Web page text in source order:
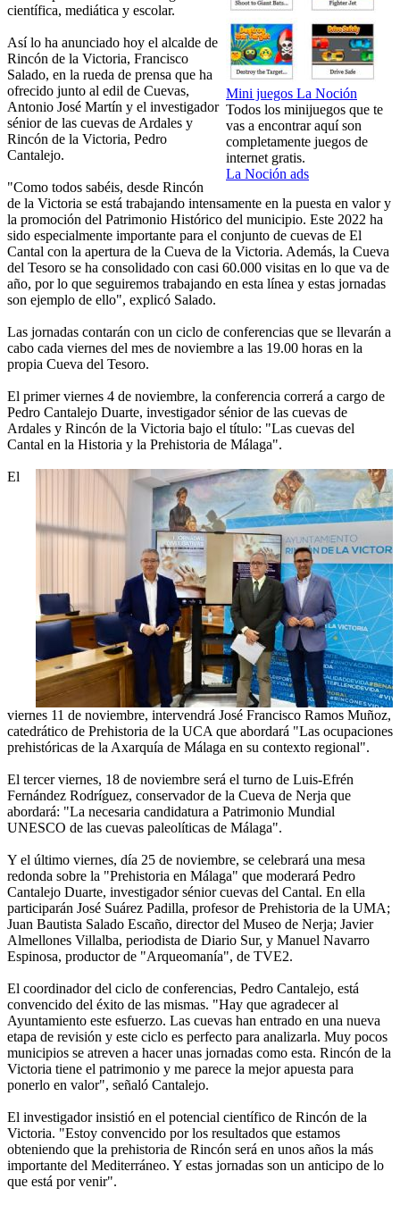
Mini juegos La Noción
Todos los minijuegos que te
vas a encontrar aquí son
completamente juegos de
internet gratis.
La Noción ads
científica, mediática y escolar.
Así lo ha anunciado hoy el alcalde de
Rincón de la Victoria, Francisco
Salado, en la rueda de prensa que ha
ofrecido junto al edil de Cuevas,
Antonio José Martín y el investigador
sénior de las cuevas de Ardales y
Rincón de la Victoria, Pedro
Cantalejo.
"Como todos sabéis, desde Rincón
de la Victoria se está trabajando intensamente en la puesta en valor y
la promoción del Patrimonio Histórico del municipio. Este 2022 ha
sido especialmente importante para el conjunto de cuevas de El
Cantal con la apertura de la Cueva de la Victoria. Además, la Cueva
del Tesoro se ha consolidado con casi 60.000 visitas en lo que va de
año, por lo que seguiremos trabajando en esta línea y estas jornadas
son ejemplo de ello", explicó Salado.
Las jornadas contarán con un ciclo de conferencias que se llevarán a
cabo cada viernes del mes de noviembre a las 19.00 horas en la
propia Cueva del Tesoro.
El primer viernes 4 de noviembre, la conferencia correrá a cargo de
Pedro Cantalejo Duarte, investigador sénior de las cuevas de
Ardales y Rincón de la Victoria bajo el título: "Las cuevas del
Cantal en la Historia y la Prehistoria de Málaga".
El
viernes 11 de noviembre, intervendrá José Francisco Ramos Muñoz,
catedrático de Prehistoria de la UCA que abordará "Las ocupaciones
prehistóricas de la Axarquía de Málaga en su contexto regional".
El tercer viernes, 18 de noviembre será el turno de Luis-Efrén
Fernández Rodríguez, conservador de la Cueva de Nerja que
abordará: "La necesaria candidatura a Patrimonio Mundial
UNESCO de las cuevas paleolíticas de Málaga".
Y el último viernes, día 25 de noviembre, se celebrará una mesa
redonda sobre la "Prehistoria en Málaga" que moderará Pedro
Cantalejo Duarte, investigador sénior cuevas del Cantal. En ella
participarán José Suárez Padilla, profesor de Prehistoria de la UMA;
Juan Bautista Salado Escaño, director del Museo de Nerja; Javier
Almellones Villalba, periodista de Diario Sur, y Manuel Navarro
Espinosa, productor de "Arqueomanía", de TVE2.
El coordinador del ciclo de conferencias, Pedro Cantalejo, está
convencido del éxito de las mismas. "Hay que agradecer al
Ayuntamiento este esfuerzo. Las cuevas han entrado en una nueva
etapa de revisión y este ciclo es perfecto para analizarla. Muy pocos
municipios se atreven a hacer unas jornadas como esta. Rincón de la
Victoria tiene el patrimonio y me parece la mejor apuesta para
ponerlo en valor", señaló Cantalejo.
El investigador insistió en el potencial científico de Rincón de la
Victoria. "Estoy convencido por los resultados que estamos
obteniendo que la prehistoria de Rincón será en unos años la más
importante del Mediterráneo. Y estas jornadas son un anticipo de lo
que está por venir".